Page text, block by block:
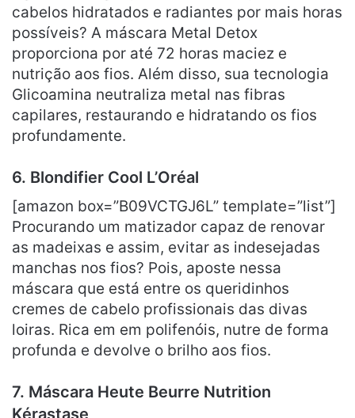
cabelos hidratados e radiantes por mais horas
possíveis? A máscara Metal Detox
proporciona por até 72 horas maciez e
nutrição aos fios. Além disso, sua tecnologia
Glicoamina neutraliza metal nas fibras
capilares, restaurando e hidratando os fios
profundamente.
6. Blondifier Cool L’Oréal
[amazon box=”B09VCTGJ6L” template=”list”]
Procurando um matizador capaz de renovar
as madeixas e assim, evitar as indesejadas
manchas nos fios? Pois, aposte nessa
máscara que está entre os queridinhos
cremes de cabelo profissionais das divas
loiras. Rica em em polifenóis, nutre de forma
profunda e devolve o brilho aos fios.
7. Máscara Heute Beurre Nutrition
Kérastase